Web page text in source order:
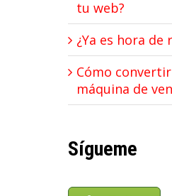
tu web?
¿Ya es hora de
Cómo
máquina de
Sígueme